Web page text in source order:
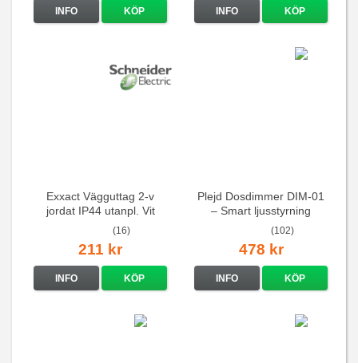
INFO KÖP INFO KÖP
Exxact Vägguttag 2-v
jordat IP44 utanpl. Vit
(16)
211 kr
INFO KÖP
Plejd Dosdimmer DIM-01
– Smart ljusstyrning
(102)
478 kr
INFO KÖP